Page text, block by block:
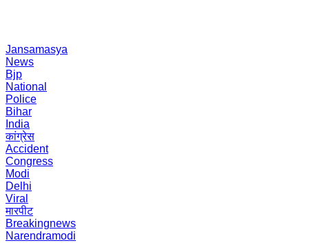
Jansamasya
News
Bjp
National
Police
Bihar
India
कांग्रेस
Accident
Congress
Modi
Delhi
Viral
मारपीट
Breakingnews
Narendramodi